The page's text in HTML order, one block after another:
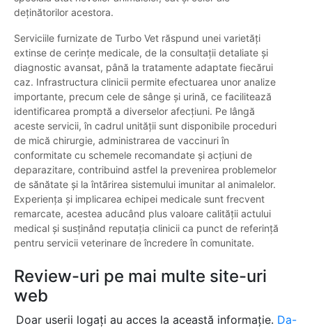
deținătorilor acestora.
Serviciile furnizate de Turbo Vet răspund unei varietăți
extinse de cerințe medicale, de la consultații detaliate și
diagnostic avansat, până la tratamente adaptate fiecărui
caz. Infrastructura clinicii permite efectuarea unor analize
importante, precum cele de sânge și urină, ce facilitează
identificarea promptă a diverselor afecțiuni. Pe lângă
aceste servicii, în cadrul unității sunt disponibile proceduri
de mică chirurgie, administrarea de vaccinuri în
conformitate cu schemele recomandate și acțiuni de
deparazitare, contribuind astfel la prevenirea problemelor
de sănătate și la întărirea sistemului imunitar al animalelor.
Experiența și implicarea echipei medicale sunt frecvent
remarcate, acestea aducând plus valoare calității actului
medical și susținând reputația clinicii ca punct de referință
pentru servicii veterinare de încredere în comunitate.
Review-uri pe mai multe site-uri
web
Doar userii logați au acces la această informație. Da-